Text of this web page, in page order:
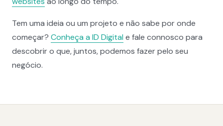
Tem uma ideia ou um projeto e não sabe por onde
começar? Conheça a ID Digital e fale connosco para
descobrir o que, juntos, podemos fazer pelo seu
negócio.